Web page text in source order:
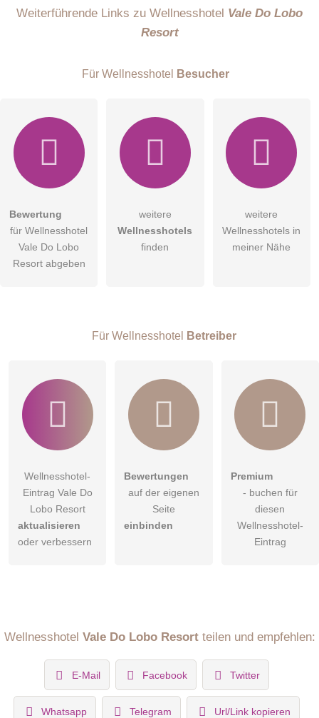
DieDatenschutzerklärunghabe ich zur Kenntnis genommen.
öffentliche Frage stellen
Klicken Sie hier um eineindividuelle Fragean den
Weiterführende Links zu Wellnesshotel Vale Do Lobo
Resort
Für Wellnesshotel Besucher
Bewertung
für Wellnesshotel
Vale Do Lobo
Resort abgeben
weitere
Wellnesshotels
finden
weitere
Wellnesshotels in
meiner Nähe
Für Wellnesshotel Betreiber
Wellnesshotel-
Eintrag Vale Do
Lobo Resort
aktualisieren
oder verbessern
Bewertungen
auf der eigenen
Seite
einbinden
Premium
- buchen für
diesen
Wellnesshotel-
Eintrag
Wellnesshotel Vale Do Lobo Resortteilen und empfehlen:
E-Mail Facebook Twitter
Whatsapp Telegram Url/Link kopieren